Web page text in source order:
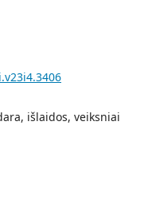
išlaidos, veiksniai